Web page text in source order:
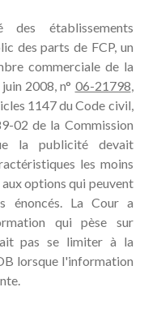
des établissements
des parts de FCP, un
commerciale de la
2008, n° 06-21798,
1147 du Code civil,
02 de la Commission
la publicité devait
les moins
options qui peuvent
énoncés. La Cour a
qui pèse sur
pas se limiter à la
lorsque l'information